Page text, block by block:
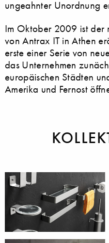
ungeahnter Unordnung
Im Oktober 2009 ist der
von Antrax IT in Athen
erste einer Serie von
das Unternehmen
europäischen Städten
Amerika und Fernost